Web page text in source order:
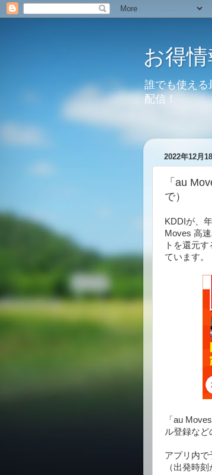
お得
誰でも使える
配信！
2022年12月
「au
で）
KDDIが、
Moves 高
トを還元
ています。
「au
ル登録など
アプリ内で
（出発時